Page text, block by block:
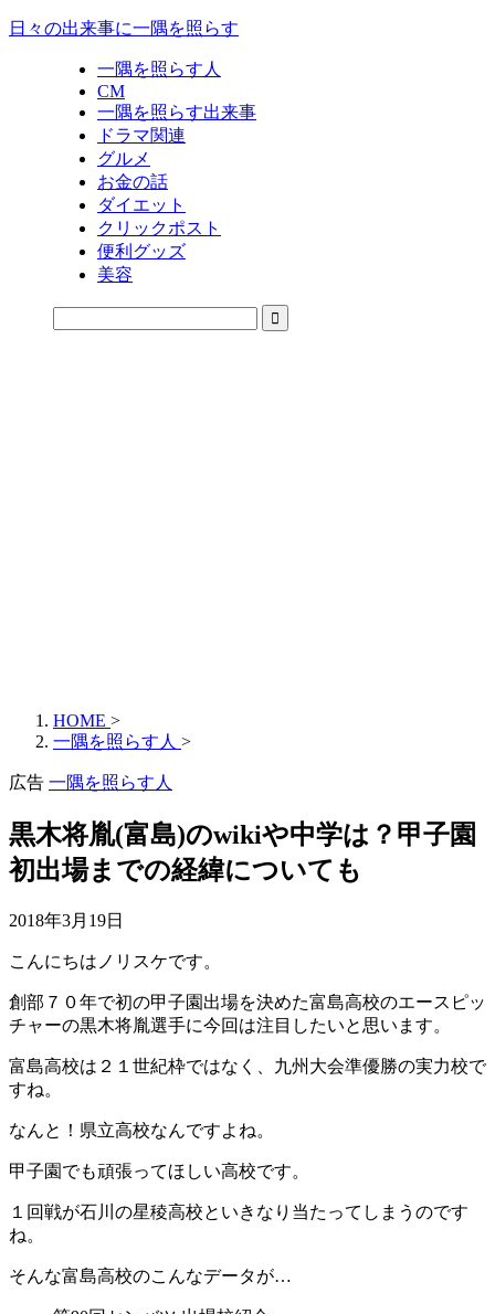
日々の出来事に一隅を照らす
一隅を照らす人
CM
一隅を照らす出来事
ドラマ関連
グルメ
お金の話
ダイエット
クリックポスト
便利グッズ
美容
HOME >
一隅を照らす人 >
広告 一隅を照らす人
黒木将胤(富島)のwikiや中学は？甲子園
初出場までの経緯についても
2018年3月19日
こんにちはノリスケです。
創部７０年で初の甲子園出場を決めた富島高校のエースピッ
チャーの黒木将胤選手に今回は注目したいと思います。
富島高校は２１世紀枠ではなく、九州大会準優勝の実力校で
すね。
なんと！県立高校なんですよね。
甲子園でも頑張ってほしい高校です。
１回戦が石川の星稜高校といきなり当たってしまうのです
ね。
そんな富島高校のこんなデータが…